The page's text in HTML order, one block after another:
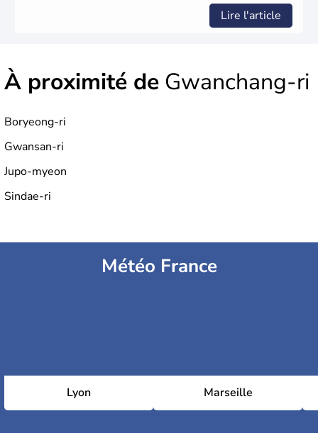
Lire l'article
À proximité de Gwanchang-ri
Boryeong-ri
Gwansan-ri
Jupo-myeon
Sindae-ri
Météo France
Lyon Marseille